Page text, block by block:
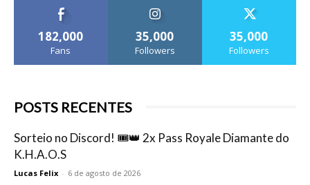
182,000
Fans
35,000
Followers
35,000
Followers
POSTS RECENTES
Sorteio no Discord! 🎟️👑 2x Pass Royale Diamante do
K.H.A.O.S
Lucas Felix - 6 de agosto de 2026